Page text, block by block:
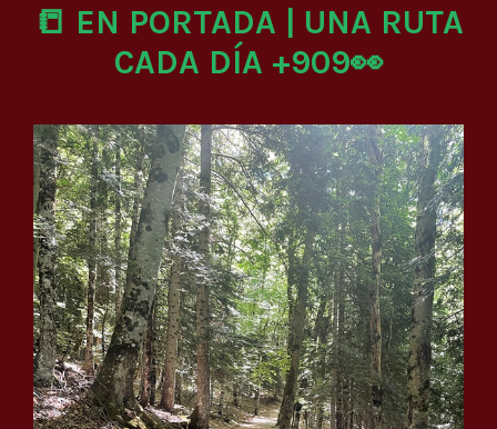
📒 EN PORTADA | UNA RUTA
CADA DÍA +909👀